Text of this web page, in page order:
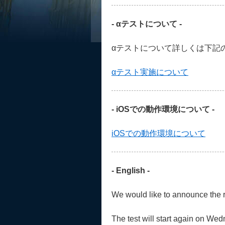
- αテストについて -
αテストについて詳しくは下記
αテスト実施について
- iOSでの動作環境について -
iOSでの動作環境について
- English -
We would like to announce the
The test will start again on